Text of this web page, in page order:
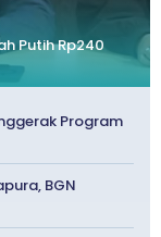
Putih Rp240
Program
BGN